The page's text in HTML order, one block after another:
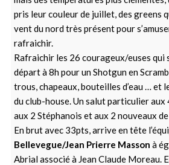
pris leur couleur de juillet, des greens
vent du nord très présent pour
rafraichir.
Rafraichir les 26 courageux/euses qui
départ à 8h pour un Shotgun en
trous, chapeaux, bouteilles d’eau … et
du club-house. Un salut particulier aux
aux 2 Stéphanois et aux 2 nouveaux
En brut avec 33pts, arrive en tête
Bellevegue/Jean Prierre Masson à
Abrial associé à Jean Claude Moreau.